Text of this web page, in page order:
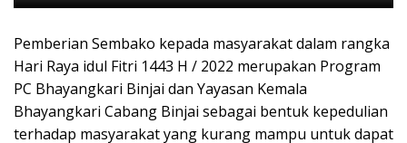
Pemberian Sembako kepada masyarakat dalam rangka
Hari Raya idul Fitri 1443 H / 2022 merupakan Program
PC Bhayangkari Binjai dan Yayasan Kemala
Bhayangkari Cabang Binjai sebagai bentuk kepedulian
terhadap masyarakat yang kurang mampu untuk dapat